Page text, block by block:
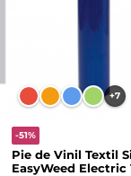
+7
-51%
Pie de Vinil Textil
EasyWeed Electric